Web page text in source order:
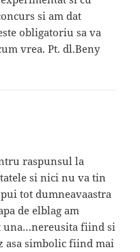
si am dat
obligatoriu sa va
vrea. Pt. dl.Beny
raspunsul la
si nici nu va tin
tot dumneavaastra
de elblag am
una…nereusita fiind si
asa simbolic fiind mai